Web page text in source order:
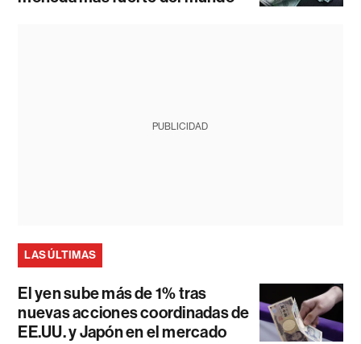
PUBLICIDAD
LAS ÚLTIMAS
El yen sube más de 1% tras
nuevas acciones coordinadas de
EE.UU. y Japón en el mercado